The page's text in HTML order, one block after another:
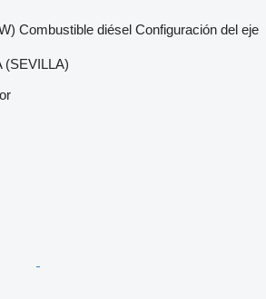
Combustible diésel Configuración del eje
(SEVILLA)